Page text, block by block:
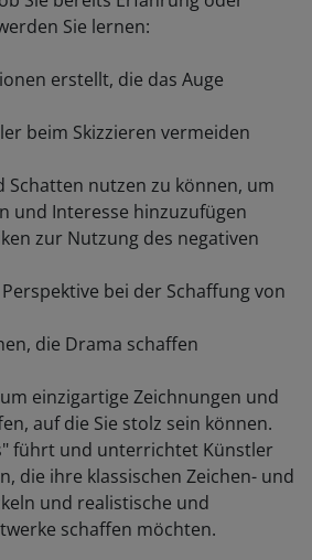
Sie lernen:
erstellt, die das Auge
beim Skizzieren vermeiden
Schatten nutzen zu können, um
und Interesse hinzuzufügen
zur Nutzung des negativen
bei der Schaffung von
die Drama schaffen
einzigartige Zeichnungen und
auf die Sie stolz sein können.
führt und unterrichtet Künstler
die ihre klassischen Zeichen- und
und realistische und
schaffen möchten.